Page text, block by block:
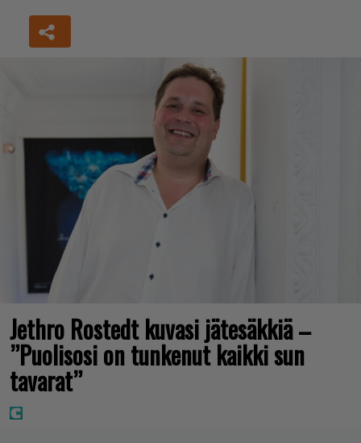
Jethro Rostedt kuvasi jätesäkkiä –
”Puolisosi on tunkenut kaikki sun
tavarat”